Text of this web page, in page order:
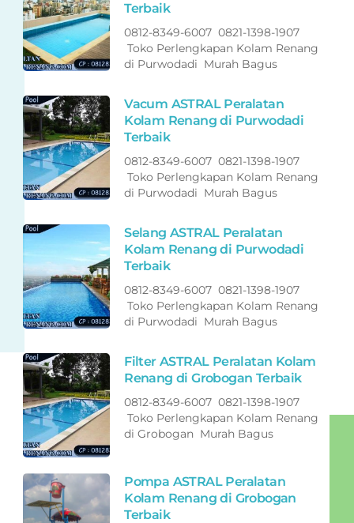
Terbaik
0812-8349-6007 0821-1398-1907
Toko Perlengkapan Kolam Renang
di Purwodadi Murah Bagus
Vacum ASTRAL Peralatan
Kolam Renang di Purwodadi
Terbaik
0812-8349-6007 0821-1398-1907
Toko Perlengkapan Kolam Renang
di Purwodadi Murah Bagus
Selang ASTRAL Peralatan
Kolam Renang di Purwodadi
Terbaik
0812-8349-6007 0821-1398-1907
Toko Perlengkapan Kolam Renang
di Purwodadi Murah Bagus
Filter ASTRAL Peralatan Kolam
Renang di Grobogan Terbaik
0812-8349-6007 0821-1398-1907
Toko Perlengkapan Kolam Renang
di Grobogan Murah Bagus
Pompa ASTRAL Peralatan
Kolam Renang di Grobogan
Terbaik